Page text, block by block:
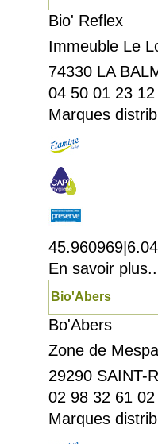
Bio' Reflex
Immeuble Le
74330 LA
04 50 01 23 12
Marques
En savoir
Bio'Abers
Bo'Abers
Zone de
29290 SAINT-
02 98 32 61 02
Marques